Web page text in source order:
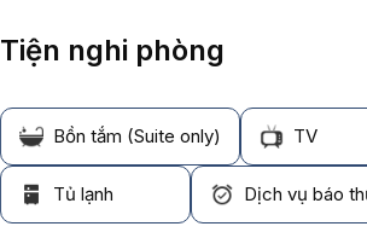
Tiện nghi phòng
Bồn tắm (Suite only) TV
Tủ lạnh Dịch vụ báo